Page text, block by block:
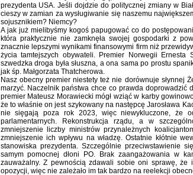
prezydenta USA. Jeśli dojdzie do politycznej zmiany w
cieszy w zamian za wysługiwanie się naszemu
sojusznikiem? Niemcy?
A jak już mielibyśmy kogoś papugować co do
która praktycznie nie zamknęła swojej gospodarki z
znacznie lepszymi wynikami finansowymi firm niż
życia tamtejszych obywateli. Premier Norwegii Ernesta
szwedzka droga była słuszna, a ona sama po prostu
jak śp. Małgorzata Thatcherowa.
Nasz obecny premier niestety też nie dorównuje
marzyć. Naczelnik państwa chce co prawda doprowadzić
premier Mateusz Morawiecki mógł wziąć w karby
że to właśnie on jest szykowany na następcę Jarosława
nie sięgają poza rok 2023, więc niewykluczone, że
parlamentarnych. Rekonstrukcja rządu, a w
zmniejszenie liczby ministrów przynależnych
zmniejszenie ich wpływu na władzę. Ostatnie kłótnie
stanowiska prezydenta. Szczególnie przeciwstawienie
samym pomocnej dłoni PO. Brak zaangażowania w
zauważalny. Z pewnością zdawali sobie oni sprawę, że
opozycji, więc nie zależało im tak bardzo na reelekcji